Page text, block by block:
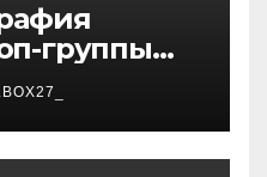
группы
музыка